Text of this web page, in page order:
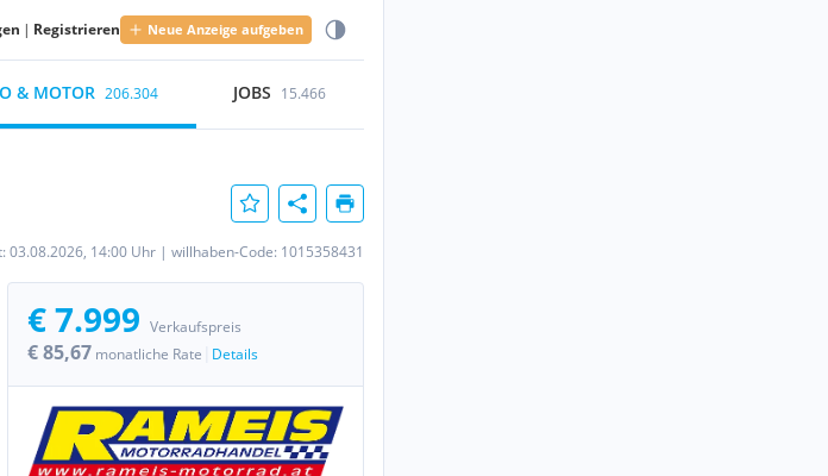
| Registrieren Neue Anzeige aufgeben
& MOTOR 206.304 JOBS 15.466
03.08.2026, 14:00 Uhr | willhaben-Code: 1015358431
€ 7.999 Verkaufspreis
€ 85,67 monatliche Rate Details